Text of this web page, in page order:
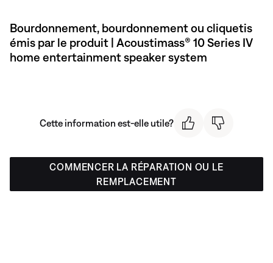
Bourdonnement, bourdonnement ou cliquetis
émis par le produit | Acoustimass® 10 Series IV
home entertainment speaker system
Cette information est-elle utile?
COMMENCER LA RÉPARATION OU LE
REMPLACEMENT